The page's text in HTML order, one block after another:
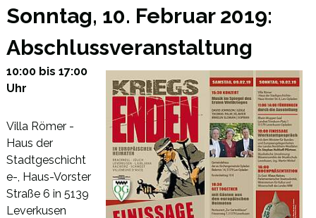
Sonntag, 10. Februar 2019:
Abschlussveranstaltung
10:00 bis 17:00
Uhr
Villa Römer -
Haus der
Stadtgeschicht
e-, Haus-Vorster
Straße 6 in 5139
Leverkusen